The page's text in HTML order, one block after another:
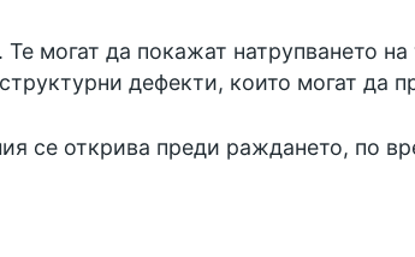
могат да покажат натрупването
дефекти, които могат да
се открива преди раждането, по